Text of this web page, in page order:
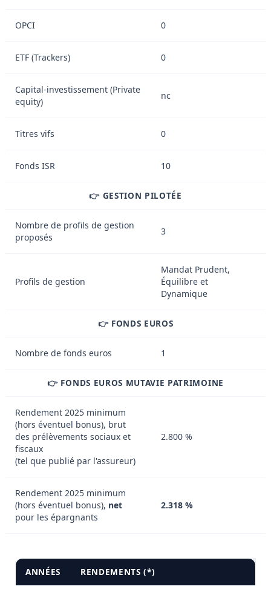
OPCI 0
ETF (Trackers) 0
Capital-investissement (Private
equity)
nc
Titres vifs 0
Fonds ISR 10
👉 GESTION PILOTÉE
Nombre de profils de gestion
proposés
3
Profils de gestion
Mandat Prudent,
Équilibre et
Dynamique
👉 FONDS EUROS
Nombre de fonds euros 1
👉 FONDS EUROS MUTAVIE PATRIMOINE
Rendement 2025 minimum
(hors éventuel bonus), brut
des prélèvements sociaux et
fiscaux
(tel que publié par l'assureur)
2.800 %
Rendement 2025 minimum
(hors éventuel bonus), net
pour les épargnants
2.318 %
ANNÉES RENDEMENTS (*)